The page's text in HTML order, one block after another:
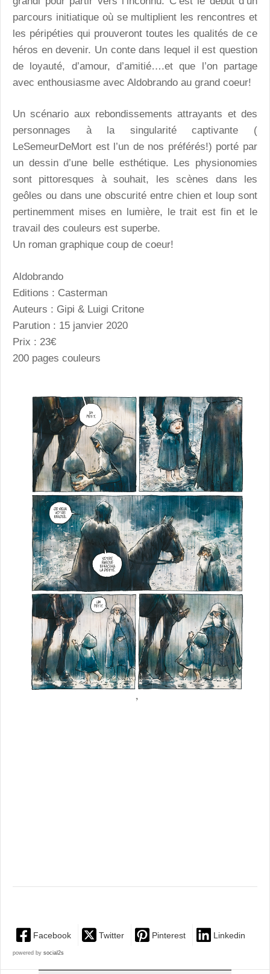
parcours initiatique où se multiplient les rencontres et
les péripéties qui prouveront toutes les qualités de ce
héros en devenir. Un conte dans lequel il est question
de loyauté, d’amour, d’amitié….et que l’on partage
avec enthousiasme avec Aldobrando au grand coeur!
Un scénario aux rebondissements attrayants et des
personnages à la singularité captivante (
LeSemeurDeMort est l’un de nos préférés!) porté par
un dessin d’une belle esthétique. Les physionomies
sont pittoresques à souhait, les scènes dans les
geôles ou dans une obscurité entre chien et loup sont
pertinemment mises en lumière, le trait est fin et le
travail des couleurs est superbe.
Un roman graphique coup de coeur!
Aldobrando
Editions : Casterman
Auteurs : Gipi & Luigi Critone
Parution : 15 janvier 2020
Prix : 23€
200 pages couleurs
Facebook Twitter Pinterest Linkedin
powered by social2s